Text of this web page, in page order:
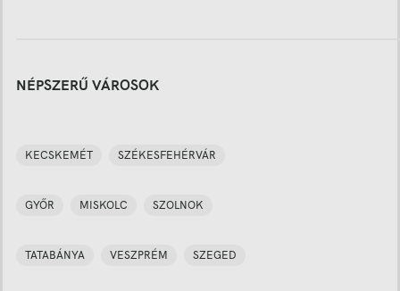
NÉPSZERŰ VÁROSOK
KECSKEMÉT SZÉKESFEHÉRVÁR
GYŐR MISKOLC SZOLNOK
TATABÁNYA VESZPRÉM SZEGED